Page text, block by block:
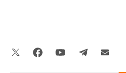
Twitter FacebookYouTubeTelegram